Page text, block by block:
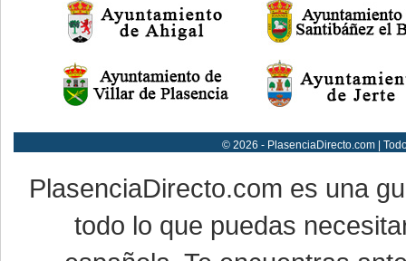
© 2026 - PlasenciaDirecto.com |
PlasenciaDirecto.com es una
todo lo que puedas